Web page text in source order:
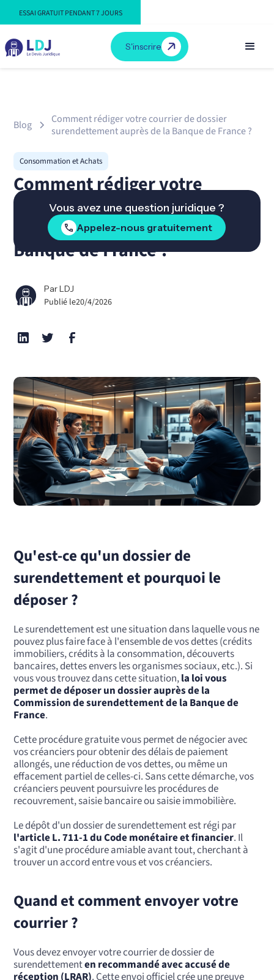
ESSAI GRATUIT PENDANT 7 JOURS
S'inscrire
Blog
Comment rédiger votre courrier de dossier
surendettement auprès de la Banque de France ?
Consommation et Achats
Comment rédiger votre
courrier de dossier
surendettement auprès de la
Banque de France ?
Par LDJ
Publié le20/4/2026
Qu'est-ce qu'un dossier de
surendettement et pourquoi le
déposer ?
Le surendettement est une situation dans laquelle vous ne
pouvez plus faire face à l'ensemble de vos dettes (crédits
immobiliers, crédits à la consommation, découverts
bancaires, dettes envers les organismes sociaux, etc.). Si
vous vous trouvez dans cette situation,la loi vous
permet de déposer un dossier auprès de la
Commission de surendettement de la Banque de
France.
Cette procédure gratuite vous permet de négocier avec
vos créanciers pour obtenir des délais de paiement
allongés, une réduction de vos dettes, ou même un
effacement partiel de celles-ci. Sans cette démarche, vos
créanciers peuvent poursuivre les procédures de
recouvrement, saisie bancaire ou saisie immobilière.
Le dépôt d'un dossier de surendettement est régi par
l'article L. 711-1 du Code monétaire et financier. Il
s'agit d'une procédure amiable avant tout, cherchant à
trouver un accord entre vous et vos créanciers.
Quand et comment envoyer votre
courrier ?
Vous devez envoyer votre courrier de dossier de
surendettementen recommandé avec accusé de
réception (LRAR). Cette envoi officiel crée une preuve
Vous avez une question juridique ?
Appelez-nous gratuitement